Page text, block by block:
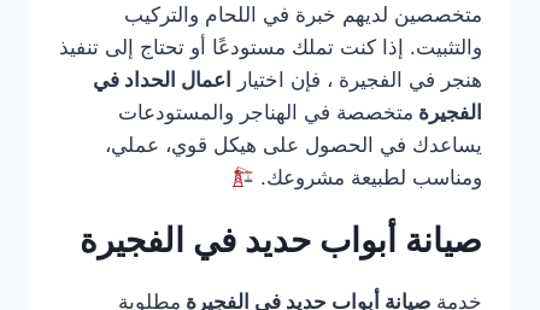
متخصصين لديهم خبرة في اللحام والتركيب
والتثبيت. إذا كنت تملك مستودعًا أو تحتاج إلى تنفيذ
هنجر في الفجيرة ، فإن اختيار
اعمال الحداد في
الفجيرة متخصصة في الهناجر والمستودعات
يساعدك في الحصول على هيكل قوي، عملي،
ومناسب لطبيعة مشروعك.
صيانة أبواب حديد في الفجيرة
خدمة صيانة أبواب حديد في الفجيرة مطلوبة